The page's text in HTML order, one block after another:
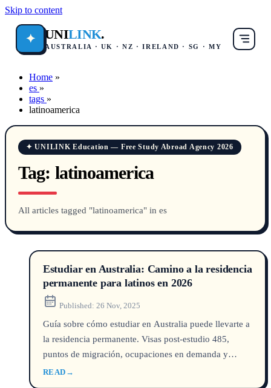
Skip to content
✦ UNILINK.
AUSTRALIA · UK · NZ · IRELAND · SG · MY
Home »
es »
tags »
latinoamerica
✦ UNILINK Education — Free Study Abroad Agency 2026
Tag: latinoamerica
All articles tagged "latinoamerica" in es
Estudiar en Australia: Camino a la residencia
permanente para latinos en 2026
Published: 26 Nov, 2025
Guía sobre cómo estudiar en Australia puede llevarte a
la residencia permanente. Visas post-estudio 485,
puntos de migración, ocupaciones en demanda y
estrategias para latinoamericanos.
READ →